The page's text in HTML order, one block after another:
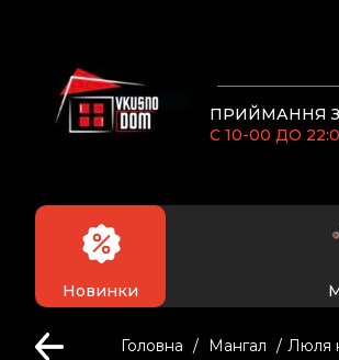
ПРИЙМАННЯ
С 10-00 ДО
Новинки
Головна Мангал Люля